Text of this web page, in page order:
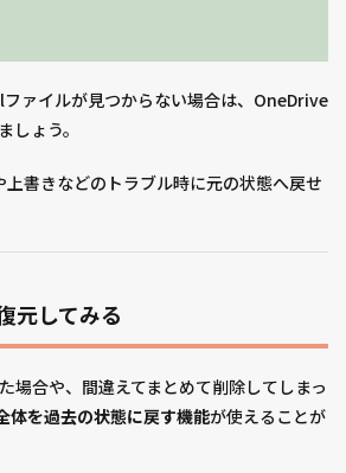
ファイルが見つからない場合は、OneDrive
しょう。
書きなどのトラブル時に元の状態へ戻せ
元してみる
場合や、間違えてまとめて削除してしまっ
体を過去の状態に戻す機能が使えることが